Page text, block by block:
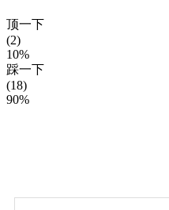
顶一下
(2)
10%
踩一下
(18)
90%